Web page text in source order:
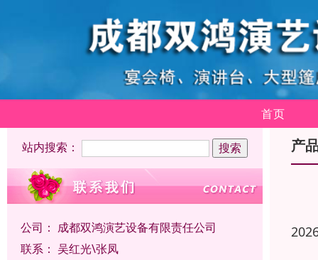
首页
站内搜索：
公司： 成都双鸿演艺设备有限责任公司
联系： 吴红光\张凤
产